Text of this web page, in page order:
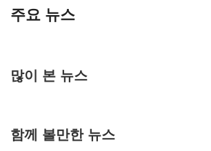
주요 뉴스
많이 본 뉴스
함께 볼만한 뉴스